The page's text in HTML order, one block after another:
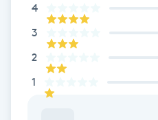
Enzympeeling
Extensions
Extensions borttagning
4
3
2
1